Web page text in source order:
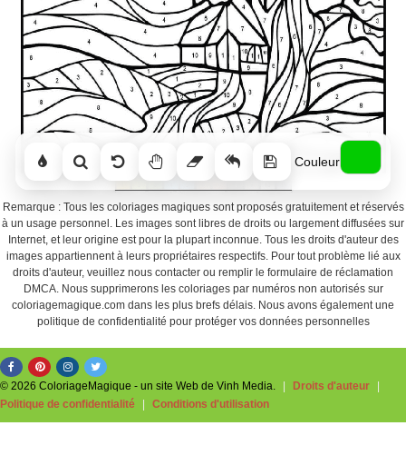
Couleur
Remarque : Tous les coloriages magiques sont proposés gratuitement et réservés
à un usage personnel. Les images sont libres de droits ou largement diffusées sur
Internet, et leur origine est pour la plupart inconnue. Tous les droits d'auteur des
images appartiennent à leurs propriétaires respectifs. Pour tout problème lié aux
droits d'auteur, veuillez nous contacter ou remplir le formulaire de réclamation
DMCA. Nous supprimerons les coloriages par numéros non autorisés sur
coloriagemagique.com dans les plus brefs délais. Nous avons également une
politique de confidentialité pour protéger vos données personnelles
© 2026 ColoriageMagique - un site Web de Vinh Media. Droits d'auteur
Politique de confidentialité
Conditions d'utilisation